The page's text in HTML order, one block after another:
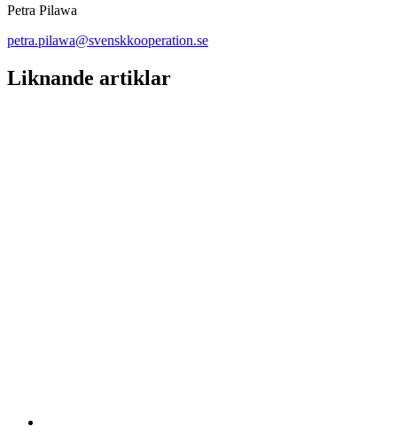
Petra Pilawa
petra.pilawa@svenskkooperation.se
Liknande artiklar